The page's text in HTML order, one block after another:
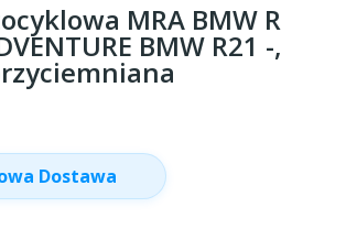
MRA BMW R
BMW R21 -,
Dostawa